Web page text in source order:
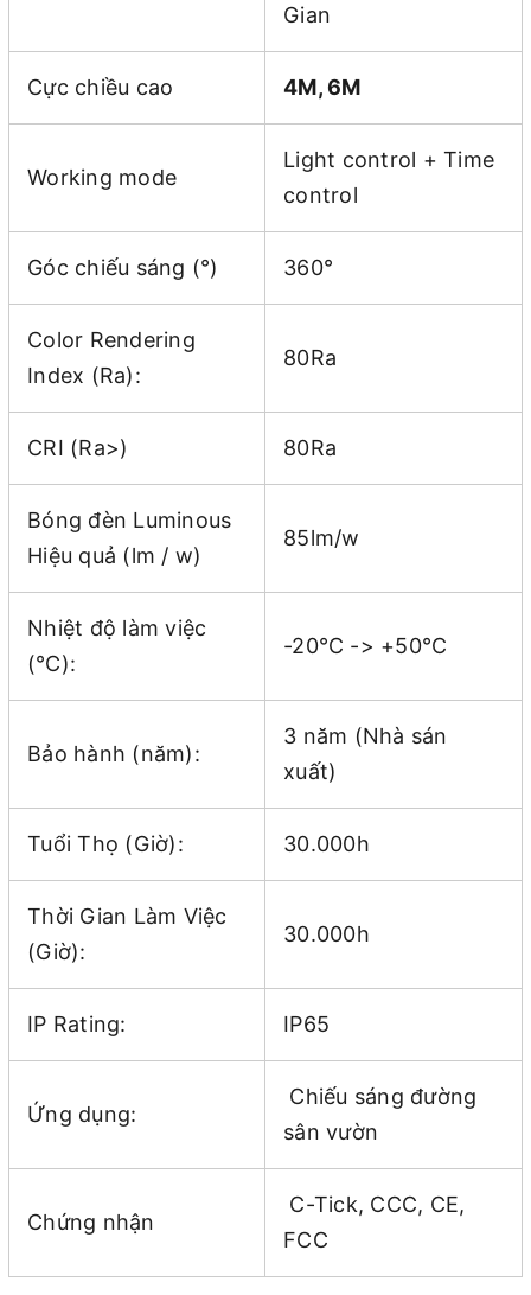
Gian
Cực chiều cao 4M, 6M
Working mode
Light control + Time
control
Góc chiếu sáng (°) 360°
Color Rendering
Index (Ra):
80Ra
CRI (Ra>) 80Ra
Bóng đèn Luminous
Hiệu quả (lm / w)
85lm/w
Nhiệt độ làm việc
(℃):
-20℃ -> +50℃
Bảo hành (năm):
3 năm (Nhà sán
xuất)
Tuổi Thọ (Giờ): 30.000h
Thời Gian Làm Việc
(Giờ):
30.000h
IP Rating: IP65
Ứng dụng:
Chiếu sáng đường
sân vườn
Chứng nhận
C-Tick, CCC, CE,
FCC